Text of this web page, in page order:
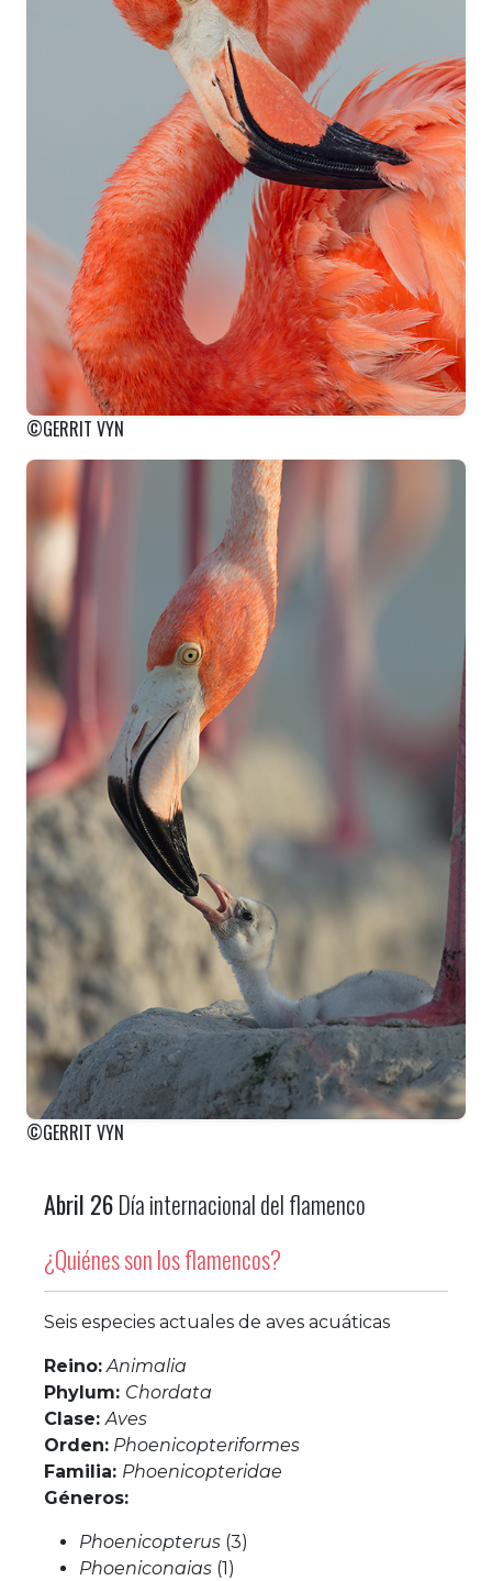
©GERRIT VYN
©GERRIT VYN
Abril 26Día internacional del flamenco
¿Quiénes son los flamencos?
Seis especies actuales de aves acuáticas
Reino: Animalia
Phylum: Chordata
Clase:Aves
Orden: Phoenicopteriformes
Familia: Phoenicopteridae
Géneros:
Phoenicopterus (3)
Phoeniconaias (1)